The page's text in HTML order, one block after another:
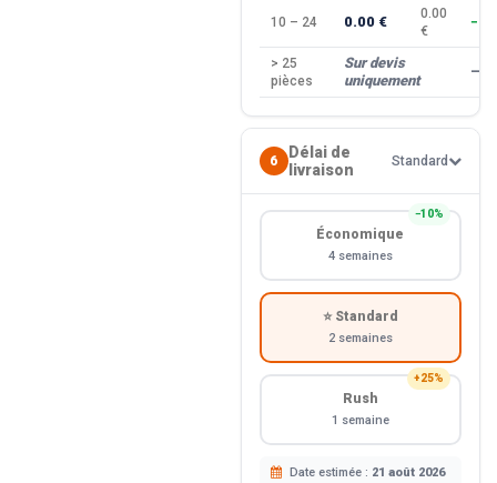
10 – 24 0.00 €
0.00
€
> 25
pièces
Sur devis
uniquement
—
6
Délai de
livraison
Standard
−10%
Économique
4 semaines
⭐ Standard
2 semaines
+25%
Rush
1 semaine
Date estimée : 21 août 2026